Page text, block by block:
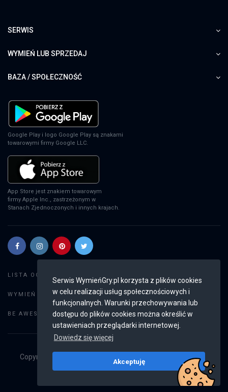
Serwis WymieńGry.pl korzysta z plików cookies
w celu realizacji usług społecznościowych i
funkcjonalnych. Warunki przechowywania lub
dostępu do plików cookies można określić w
ustawieniach przeglądarki internetowej.
Dowiedz się więcej
Akceptuję
SERWIS
WYMIEŃ LUB SPRZEDAJ
BAZA / SPOŁECZNOŚĆ
Google Play i logo Google Play są znakami
towarowymi firmy Google LLC.
App Store jest znakiem towarowym
firmy Apple Inc., zastrzeżonym w
Stanach Zjednoczonych i innych krajach.
LISTA OGŁOSZEŃ:
WYMIEŃ GRY: Dodaj ogłoszenie
BE AWESOME: Weryfikacja konta
Copyright © 2019 - 2026
Wszystkie prawa
v2.8.4